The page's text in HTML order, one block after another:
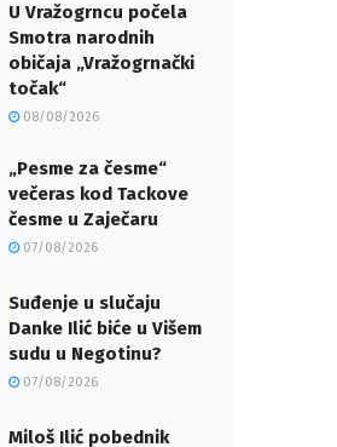
U Vražogrncu počela
Smotra narodnih
običaja „Vražogrnački
točak“
08/08/2026
„Pesme za česme“
večeras kod Tackove
česme u Zaječaru
07/08/2026
Suđenje u slučaju
Danke Ilić biće u Višem
sudu u Negotinu?
07/08/2026
Miloš Ilić pobednik